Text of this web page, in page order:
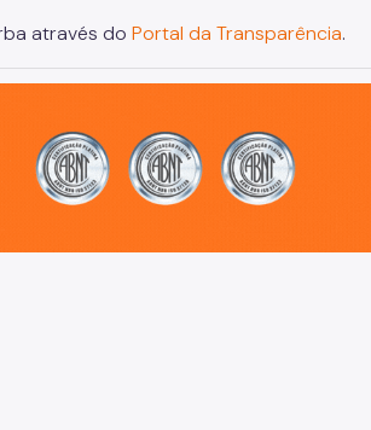
através do Portal da Transparência.